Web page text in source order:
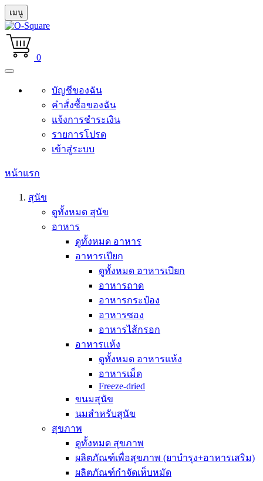
เมนู
0
บัญชีของฉัน
คำสั่งซื้อของฉัน
แจ้งการชำระเงิน
รายการโปรด
เข้าสู่ระบบ
หน้าแรก
สุนัข
ดูทั้งหมด สุนัข
อาหาร
ดูทั้งหมด อาหาร
อาหารเปียก
ดูทั้งหมด อาหารเปียก
อาหารถาด
อาหารกระป๋อง
อาหารซอง
อาหารไส้กรอก
อาหารแห้ง
ดูทั้งหมด อาหารแห้ง
อาหารเม็ด
Freeze-dried
ขนมสุนัข
นมสำหรับสุนัข
สุขภาพ
ดูทั้งหมด สุขภาพ
ผลิตภัณฑ์เพื่อสุขภาพ (ยาบำรุง+อาหารเสริม)
ผลิตภัณฑ์กำจัดเห็บหมัด